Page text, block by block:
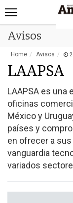
INICIO
NOTICIAS
NOTICIAS
PROCESO
PRODUCTO
NUEVOS
REVISTAS
Avisos
Home Avisos
LAAPSA
LAAPSA es una
oficinas
México y
países y
en ofrecer a
vanguardia
variados